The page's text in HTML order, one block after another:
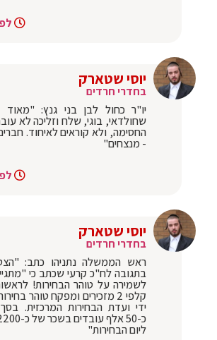
לפני
יוסי שטארק
בחדרי חרדים
‏יו"ר כחול לבן בני גנץ: "מאוד
שחולדאי, בוגי, שלח וזליכה לא
החסימה, ולא קוראים לאיחוד.
- מנצחים"
לפני
יוסי שטארק
בחדרי חרדים
‏ראש הממשלה נתניהו כתב:
בתגובה לח"כ קרעי שכתב כי
לשמירה על טוהר הבחירות!
קלפי 2 מזכירים ומפקח טוהר
ידי ועדת הבחירות המרכזית. בסך
ליום הבחירות"